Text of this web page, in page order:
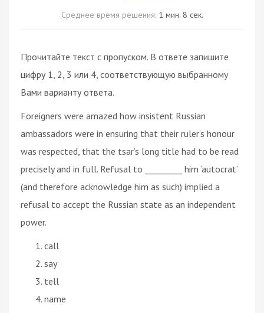
Среднее время решения: 1 мин. 8 сек.
Прочитайте текст с пропуском. В ответе запишите
цифру 1, 2, 3 или 4, соответствующую выбранному
Вами варианту ответа.
Foreigners were amazed how insistent Russian
ambassadors were in ensuring that their ruler’s honour
was respected, that the tsar’s long title had to be read
precisely and in full. Refusal to _________ him ‘autocrat’
(and therefore acknowledge him as such) implied a
refusal to accept the Russian state as an independent
power.
call
say
tell
name